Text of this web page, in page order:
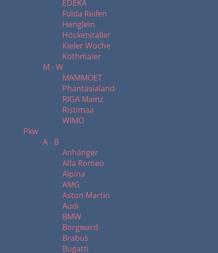
EDEKA
Fulda Reifen
Henglein
Höcketstaller
Kieler Woche
Kothmaier
M - W
MAMMOET
Phantasialand
RIGA Mainz
Ristimaa
WIMO
Pkw
A - B
Anhänger
Alfa Romeo
Alpina
AMG
Aston Martin
Audi
BMW
Borgward
Brabus
Bugatti